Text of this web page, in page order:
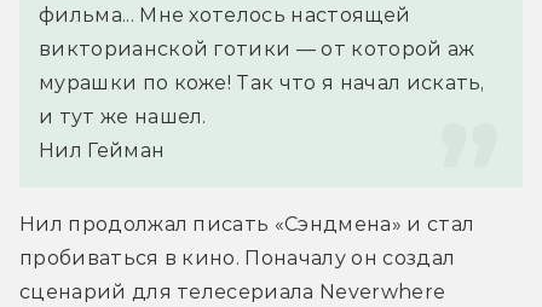
фильма... Мне хотелось настоящей
викторианской готики — от которой аж
мурашки по коже! Так что я начал искать,
и тут же нашел.
Нил Гейман
Нил продолжал писать «Сэндмена» и стал
пробиваться в кино. Поначалу он создал
сценарий для телесериала Neverwhere